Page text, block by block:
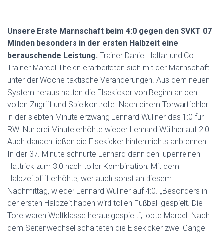
Unsere Erste Mannschaft beim 4:0 gegen den SVKT 07
Minden besonders in der ersten Halbzeit eine
berauschende Leistung. Trainer Daniel Halfar und Co
Trainer Marcel Thelen erarbeiteten sich mit der Mannschaft
unter der Woche taktische Veränderungen. Aus dem neuen
System heraus hatten die Elsekicker von Beginn an den
vollen Zugriff und Spielkontrolle. Nach einem Torwartfehler
in der siebten Minute erzwang Lennard Wüllner das 1:0 für
RW. Nur drei Minute erhöhte wieder Lennard Wüllner auf 2:0.
Auch danach ließen die Elsekicker hinten nichts anbrennen.
In der 37. Minute schnürte Lennard dann den lupenreinen
Hattrick zum 3:0 nach toller Kombination. Mit dem
Halbzeitpfiff erhöhte, wer auch sonst an diesem
Nachmittag, wieder Lennard Wüllner auf 4:0. „Besonders in
der ersten Halbzeit haben wird tollen Fußball gespielt. Die
Tore waren Weltklasse herausgespielt“, lobte Marcel. Nach
dem Seitenwechsel schalteten die Elsekicker zwei Gänge